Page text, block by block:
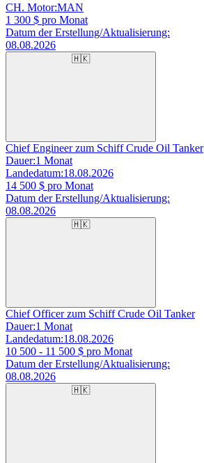
CH. Motor:MAN
1 300 $ pro Monat
Datum der Erstellung/Aktualisierung:
08.08.2026
🇭🇰
Chief Engineer zum Schiff Crude Oil Tanker
Dauer:1 Monat
Landedatum:18.08.2026
14 500 $ pro Monat
Datum der Erstellung/Aktualisierung:
08.08.2026
🇭🇰
Chief Officer zum Schiff Crude Oil Tanker
Dauer:1 Monat
Landedatum:18.08.2026
10 500 - 11 500 $ pro Monat
Datum der Erstellung/Aktualisierung:
08.08.2026
🇭🇰